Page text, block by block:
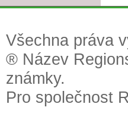
Všechna práva
® Název
známky.
Pro společnost